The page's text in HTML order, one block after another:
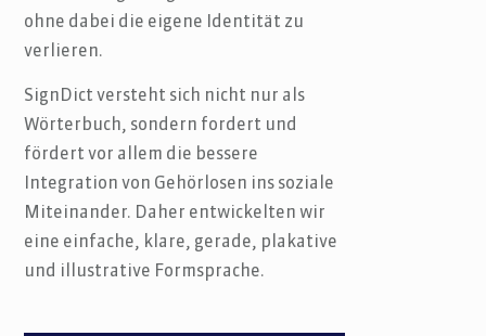
ohne dabei die eigene Identität zu
verlieren.
SignDict versteht sich nicht nur als
Wörterbuch, sondern fordert und
fördert vor allem die bessere
Integration von Gehörlosen ins soziale
Miteinander. Daher entwickelten wir
eine einfache, klare, gerade, plakative
und illustrative Formsprache.